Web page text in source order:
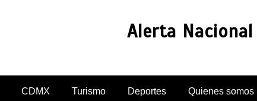
Alerta Nacional
CDMX Turismo Deportes Quienes somos